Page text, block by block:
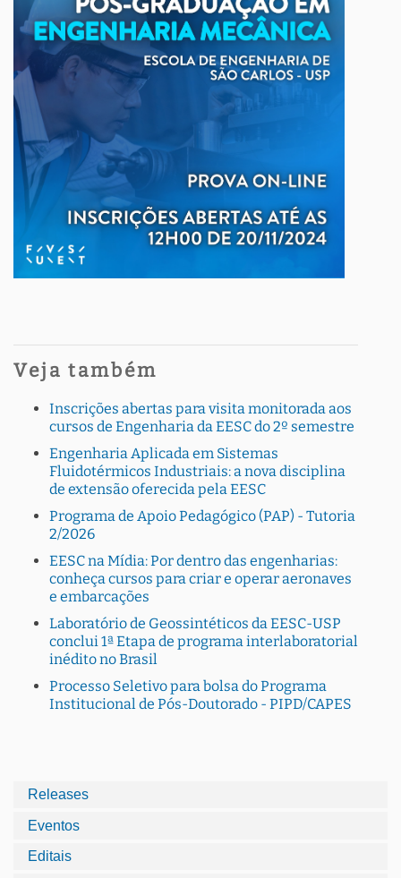
Veja também
Inscrições abertas para visita monitorada aos
cursos de Engenharia da EESC do 2º semestre
Engenharia Aplicada em Sistemas
Fluidotérmicos Industriais: a nova disciplina
de extensão oferecida pela EESC
Programa de Apoio Pedagógico (PAP) - Tutoria
2/2026
EESC na Mídia: Por dentro das engenharias:
conheça cursos para criar e operar aeronaves
e embarcações
Laboratório de Geossintéticos da EESC-USP
conclui 1ª Etapa de programa interlaboratorial
inédito no Brasil
Processo Seletivo para bolsa do Programa
Institucional de Pós-Doutorado - PIPD/CAPES
Releases
Eventos
Editais